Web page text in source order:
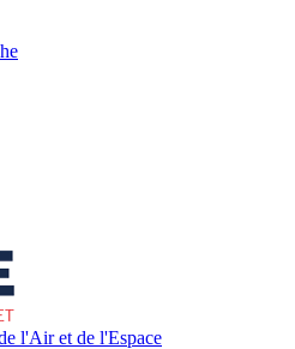
l'Air et de l'Espace